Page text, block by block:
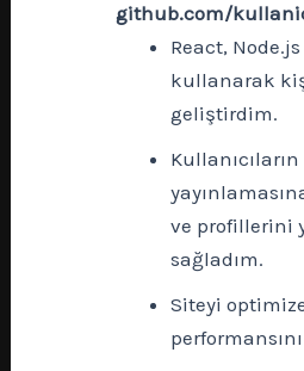
github.com/
React,
kullanarak
geliştirdim.
ve profillerini
sağladım.
Siteyi